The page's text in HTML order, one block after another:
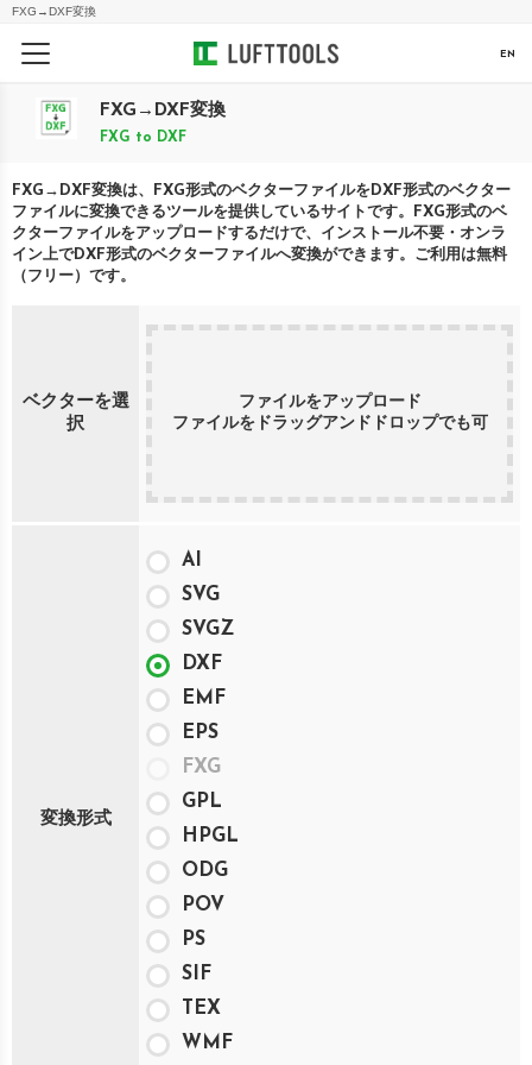
FXG →DXF変換
EN
FXG → DXF変換
FXG to DXF
FXG → DXF変換は、 FXG形式のベクターファイルをDXF形式のベクター
ファイルに変換できるツールを提供しているサイトです。
FXG形式のベ
クターファイルをアップロードするだけで、インストール不要・オンラ
イン上でDXF形式のベクターファイルへ変換ができます。ご利用は無料
（フリー）です。
ベクターを選
択
ファイルをアップロード
ファイルをドラッグアンドドロップでも可
変換形式
AI
SVG
SVGZ
DXF
EMF
EPS
FXG
GPL
HPGL
ODG
POV
PS
SIF
TEX
WMF